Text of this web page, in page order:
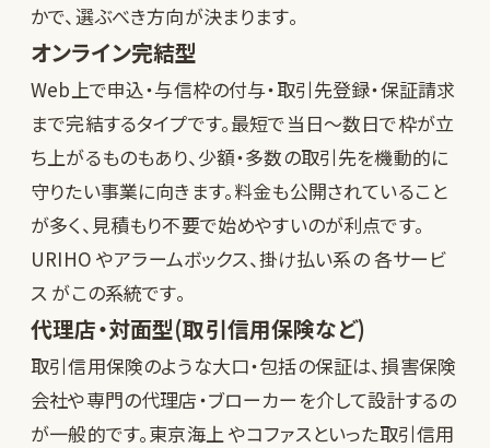
かで、選ぶべき方向が決まります。
オンライン完結型
Web上で申込・与信枠の付与・取引先登録・保証請求
まで完結するタイプです。最短で当日〜数日で枠が立
ち上がるものもあり、少額・多数の取引先を機動的に
守りたい事業に向きます。料金も公開されていること
が多く、見積もり不要で始めやすいのが利点です。
URIHO やアラームボックス、掛け払い系の各サービ
ス がこの系統です。
代理店・対面型(取引信用保険など)
取引信用保険のような大口・包括の保証は、損害保険
会社や専門の代理店・ブローカーを介して設計するの
が一般的です。東京海上 やコファスといった取引信用